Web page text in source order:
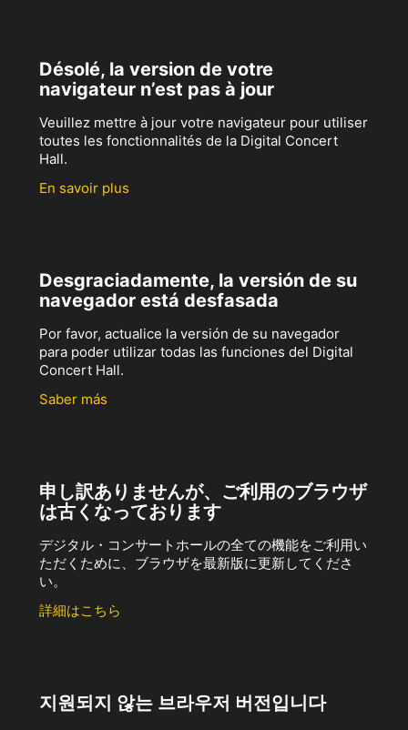
Désolé, la version de votre
navigateur n’est pas à jour
Veuillez mettre à jour votre navigateur pour utiliser
toutes les fonctionnalités de la Digital Concert
Hall.
En savoir plus
Desgraciadamente, la versión de su
navegador está desfasada
Por favor, actualice la versión de su navegador
para poder utilizar todas las funciones del Digital
Concert Hall.
Saber más
申し訳ありませんが、ご利用のブラウザ
は古くなっております
デジタル・コンサートホールの全ての機能をご利用い
ただくために、ブラウザを最新版に更新してくださ
い。
詳細はこちら
지원되지 않는 브라우저 버전입니다